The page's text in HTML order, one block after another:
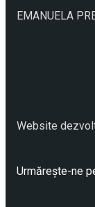
EMANUELA
Website
Urmărește-ne